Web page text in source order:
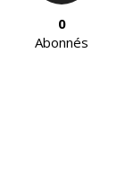
0
Abonnés